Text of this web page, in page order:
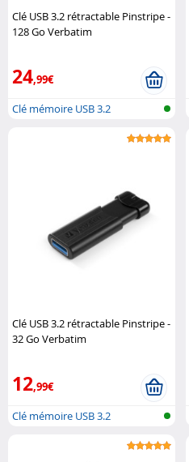
Clé USB 3.2 rétractable Pinstripe -
128 Go Verbatim
24,99€
Clé mémoire USB 3.2
Clé USB 3.2 rétractable Pinstripe -
32 Go Verbatim
12,99€
Clé mémoire USB 3.2